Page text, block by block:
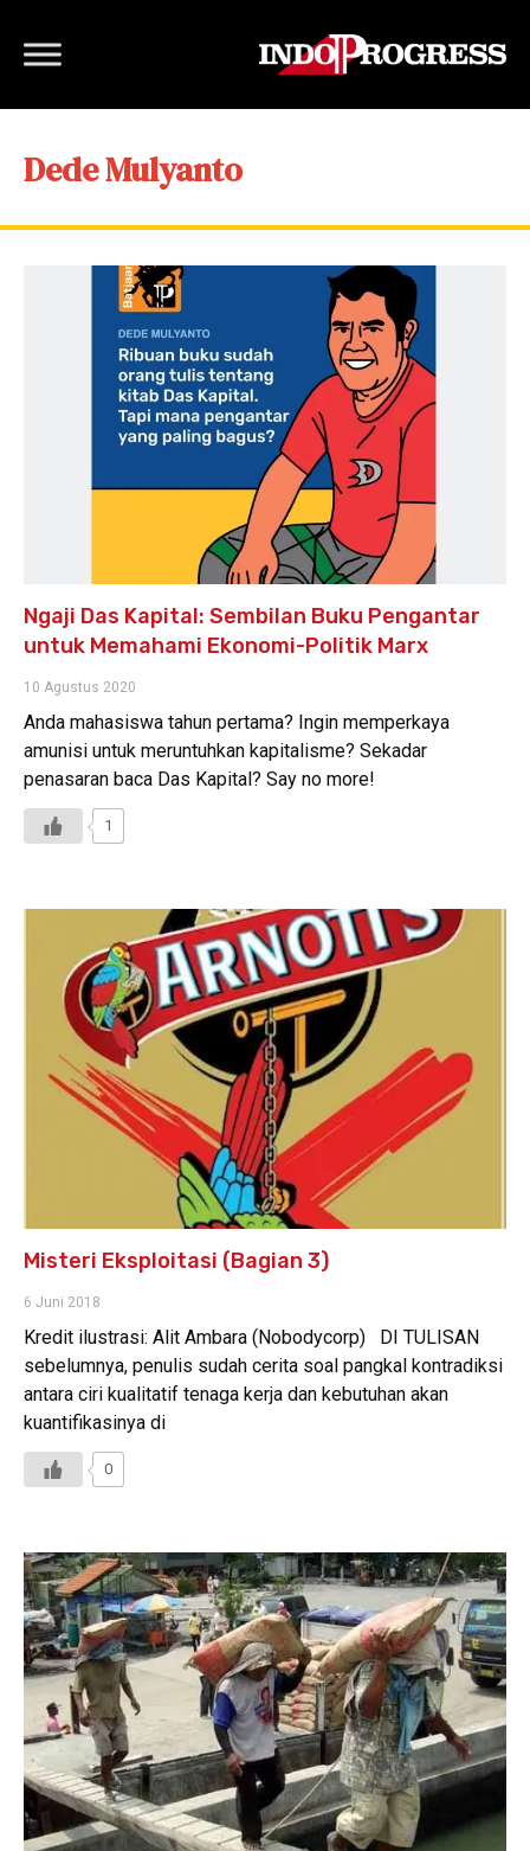
Dede Mulyanto
Ngaji Das Kapital: Sembilan Buku Pengantar
untuk Memahami Ekonomi-Politik Marx
10 Agustus 2020
Anda mahasiswa tahun pertama? Ingin memperkaya
amunisi untuk meruntuhkan kapitalisme? Sekadar
penasaran baca Das Kapital? Say no more!
1
Misteri Eksploitasi (Bagian 3)
6 Juni 2018
Kredit ilustrasi: Alit Ambara (Nobodycorp) DI TULISAN
sebelumnya, penulis sudah cerita soal pangkal kontradiksi
antara ciri kualitatif tenaga kerja dan kebutuhan akan
kuantifikasinya di
0